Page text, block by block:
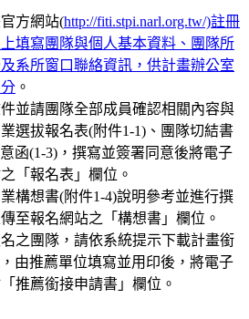
方網站(http://fiti.stpi.narl.org.tw/)註冊
填寫團隊與個人基本資料、團隊所
系所窗口聯絡資訊，供計畫辦公室
。
並請團隊全部成員確認相關內容與
選拔報名表(附件1-1)、團隊切結書
函(1-3)，撰寫並簽署同意後將電子
「報名表」欄位。
構想書(附件1-4)說明參考並進行撰
至報名網站之「構想書」欄位。
之團隊，請依系統提示下載計畫銜
由推薦單位填寫並用印後，將電子
推薦銜接申請書」欄位。